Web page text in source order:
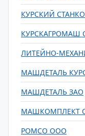
КУРСКИЙ
КУРСКАГРОМАШ
ЛИТЕЙНО-
МАШДЕТАЛЬ
МАШДЕТАЛЬ ЗАО
МАШКОМПЛЕКТ
РОМСО ООО